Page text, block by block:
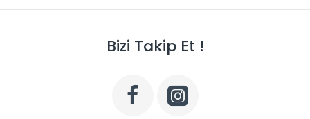
Bizi Takip Et !